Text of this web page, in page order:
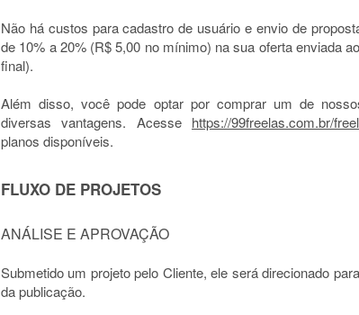
Não há custos para cadastro de usuário e envio de
de 10% a 20% (R$ 5,00 no mínimo) na sua oferta enviada
final).
Além disso, você pode optar por comprar um de
diversas vantagens. Acesse https://99freelas.com.br/
planos disponíveis.
FLUXO DE PROJETOS
ANÁLISE E APROVAÇÃO
Submetido um projeto pelo Cliente, ele será direcionado
da publicação.